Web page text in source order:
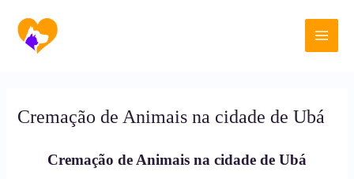
para
conteúdo
Main
Cremação de Animais na cidade de Ubá
Cremação de Animais na cidade de Ubá